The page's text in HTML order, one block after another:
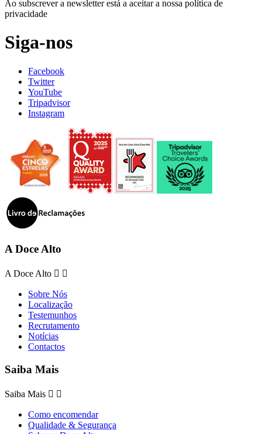
Ao subscrever a newsletter está a aceitar a nossa política de
privacidade
Siga-nos
Facebook
Twitter
YouTube
Tripadvisor
Instagram
A Doce Alto
A Doce Alto  
Sobre Nós
Localização
Testemunhos
Recrutamento
Notícias
Contactos
Saiba Mais
Saiba Mais  
Como encomendar
Qualidade & Segurança